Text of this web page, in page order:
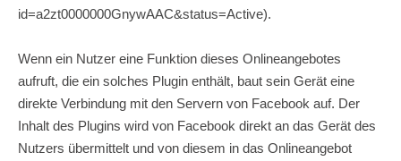
id=a2zt0000000GnywAAC&status=Active).
Wenn ein Nutzer eine Funktion dieses Onlineangebotes
aufruft, die ein solches Plugin enthält, baut sein Gerät eine
direkte Verbindung mit den Servern von Facebook auf. Der
Inhalt des Plugins wird von Facebook direkt an das Gerät des
Nutzers übermittelt und von diesem in das Onlineangebot